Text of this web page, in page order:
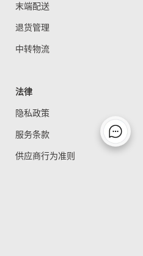
末端配送
退货管理
中转物流
法律
隐私政策
服务条款
供应商行为准则